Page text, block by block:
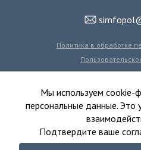
Политика в обработке
Политика
© 2016-2026 Симфония
ковролина, линолеума,
Мы используем cookie-
персональные данные. Это
Подтвердите ваше